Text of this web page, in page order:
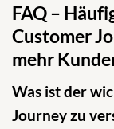
FAQ –
Customer
mehr
Was ist der
Journey zu